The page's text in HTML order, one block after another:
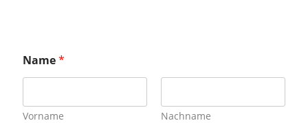
Name*
Vorname Nachname